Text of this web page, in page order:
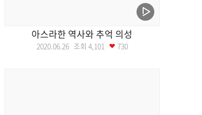
아스라한 역사와 추억 의성
2020.06.26 조회 4,101 730